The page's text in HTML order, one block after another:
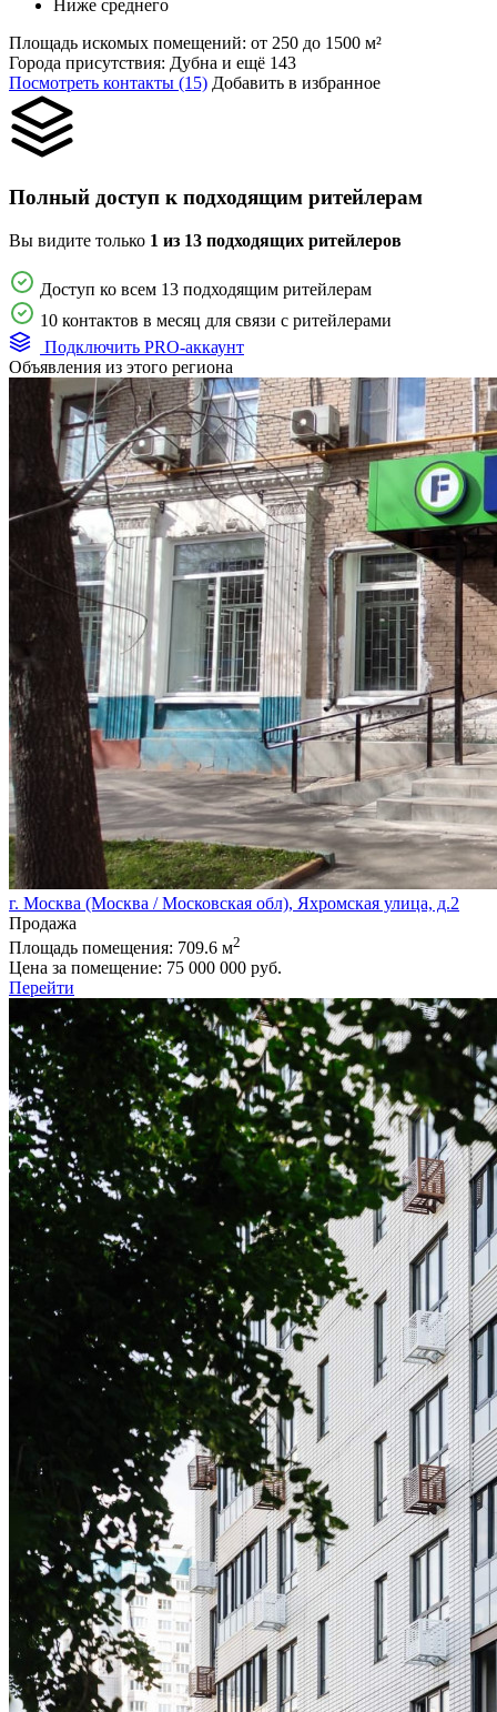
Ниже среднего
Площадь искомых помещений: от 250 до 1500 м²
Города присутствия: Дубна и ещё 143
Посмотреть контакты (15) Добавить в избранное
Полный доступ к подходящим ритейлерам
Вы видите только 1 из 13 подходящих ритейлеров
Доступ ко всем 13 подходящим ритейлерам
10 контактов в месяц для связи с ритейлерами
Подключить PRO-аккаунт
Объявления из этого региона
г. Москва (Москва / Московская обл), Яхромская улица, д.2
Продажа
Площадь помещения: 709.6 м2
Цена за помещение: 75 000 000 руб.
Перейти